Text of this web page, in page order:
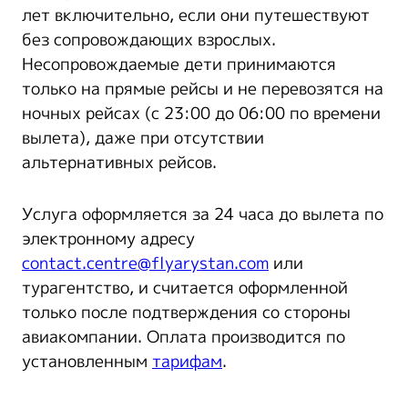
лет включительно, если они путешествуют
без сопровождающих взрослых.
Несопровождаемые дети принимаются
только на прямые рейсы и не перевозятся на
ночных рейсах (с 23:00 до 06:00 по времени
вылета), даже при отсутствии
альтернативных рейсов.
Услуга оформляется за 24 часа до вылета по
электронному адресу
contact.centre@flyarystan.com или
турагентство, и считается оформленной
только после подтверждения со стороны
авиакомпании. Оплата производится по
установленным тарифам.